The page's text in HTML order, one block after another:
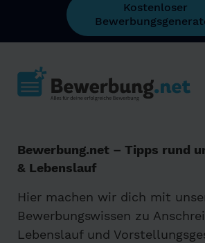
Kostenloser
Bewerbung.net – Tipps rund
& Lebenslauf
Hier machen wir dich mit
Bewerbungswissen zu
Lebenslauf und